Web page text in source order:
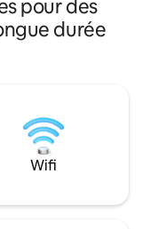
pour des
durée
Wifi